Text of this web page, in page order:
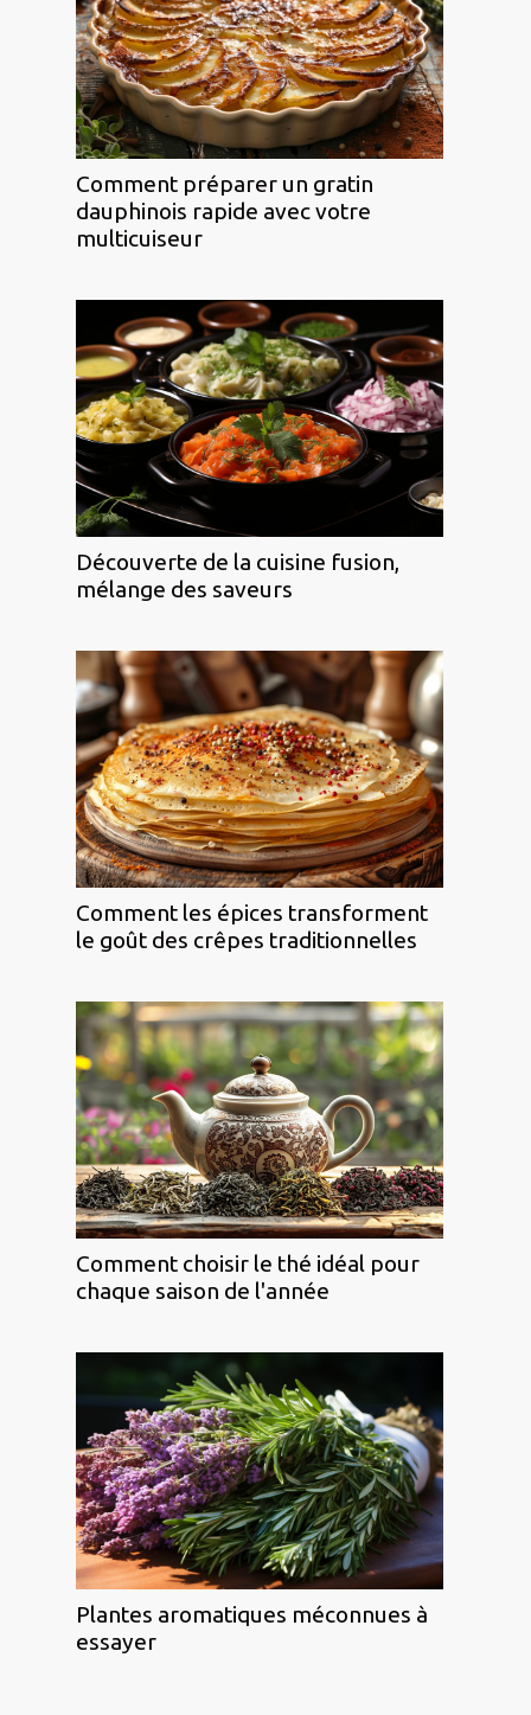
Comment préparer un gratin
dauphinois rapide avec votre
multicuiseur
Découverte de la cuisine fusion,
mélange des saveurs
Comment les épices transforment
le goût des crêpes traditionnelles
Comment choisir le thé idéal pour
chaque saison de l'année
Plantes aromatiques méconnues à
essayer